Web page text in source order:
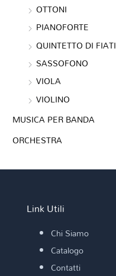
OTTONI
PIANOFORTE
QUINTETTO DI FIATI
SASSOFONO
VIOLA
VIOLINO
MUSICA PER BANDA
ORCHESTRA
Link Utili
Chi Siamo
Catalogo
Contatti